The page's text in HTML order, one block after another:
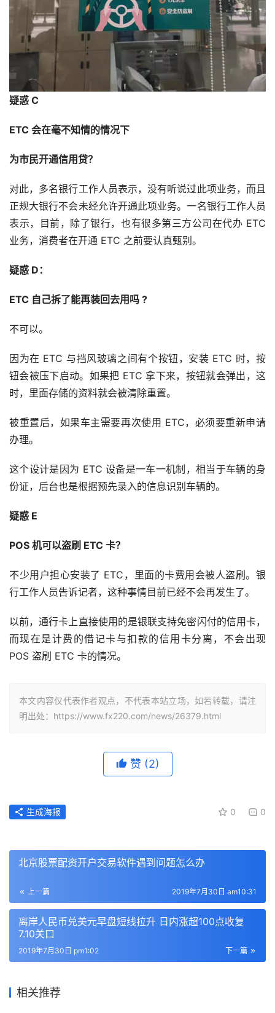
疑惑 C
ETC 会在毫不知情的情况下
为市民开通信用贷？
对此，多名银行工作人员表示，没有听说过此项业务，而且
正规大银行不会未经允许开通此项业务。一名银行工作人员
表示，目前，除了银行，也有很多第三方公司在代办 ETC
业务，消费者在开通 ETC 之前要认真甄别。
疑惑 D：
ETC 自己拆了能再装回去用吗 ?
不可以。
因为在 ETC 与挡风玻璃之间有个按钮，安装 ETC 时，按
钮会被压下启动。如果把 ETC 拿下来，按钮就会弹出，这
时，里面存储的资料就会被清除重置。
被重置后，如果车主需要再次使用 ETC，必须要重新申请
办理。
这个设计是因为 ETC 设备是一车一机制，相当于车辆的身
份证，后台也是根据预先录入的信息识别车辆的。
疑惑 E
POS 机可以盗刷 ETC 卡？
不少用户担心安装了 ETC，里面的卡费用会被人盗刷。银
行工作人员告诉记者，这种事情目前已经不会再发生了。
以前，通行卡上直接使用的是银联支持免密闪付的信用卡，
而现在是计费的借记卡与扣款的信用卡分离，不会出现
POS 盗刷 ETC 卡的情况。
本文内容仅代表作者观点，不代表本站立场，如若转载，请注
明出处：https://www.fx220.com/news/26379.html
赞 (2)
0 0
生成海报
北京股票配资开户交易软件遇到问题怎么办
上一篇 2019年7月30日 am10:31
离岸人民币兑美元早盘短线拉升 日内涨超100点收复
7.10关口
下一篇
2019年7月30日 pm1:02
相关推荐